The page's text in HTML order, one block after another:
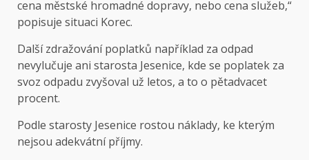
cena městské hromadné dopravy, nebo cena služeb,“
popisuje situaci Korec.
Další zdražování poplatků například za odpad
nevylučuje ani starosta Jesenice, kde se poplatek za
svoz odpadu zvyšoval už letos, a to o pětadvacet
procent.
Podle starosty Jesenice rostou náklady, ke kterým
nejsou adekvátní příjmy.